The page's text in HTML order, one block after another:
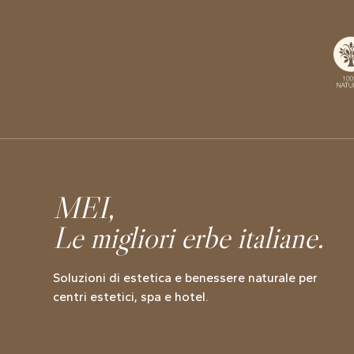
MEI,
Le migliori erbe italiane.
Soluzioni di estetica e benessere naturale per
centri estetici, spa e hotel.